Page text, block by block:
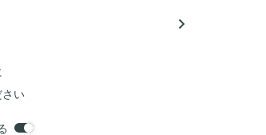
navigate_next
さい